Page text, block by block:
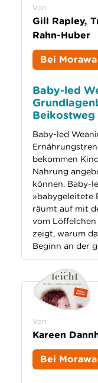
Von:
Gill Rapley,
Rahn-Huber
Bei
Baby-led
Beikostweg
Baby-led
bekommen
Nahrung
können. Baby-
»babygeleitete
räumt auf mit
vom
zeigt, warum
Beginn an der
Von:
Kareen
Bei